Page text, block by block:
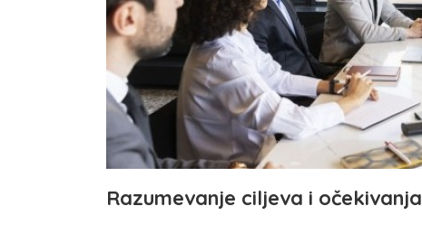
Razumevanje ciljeva i očekivanja